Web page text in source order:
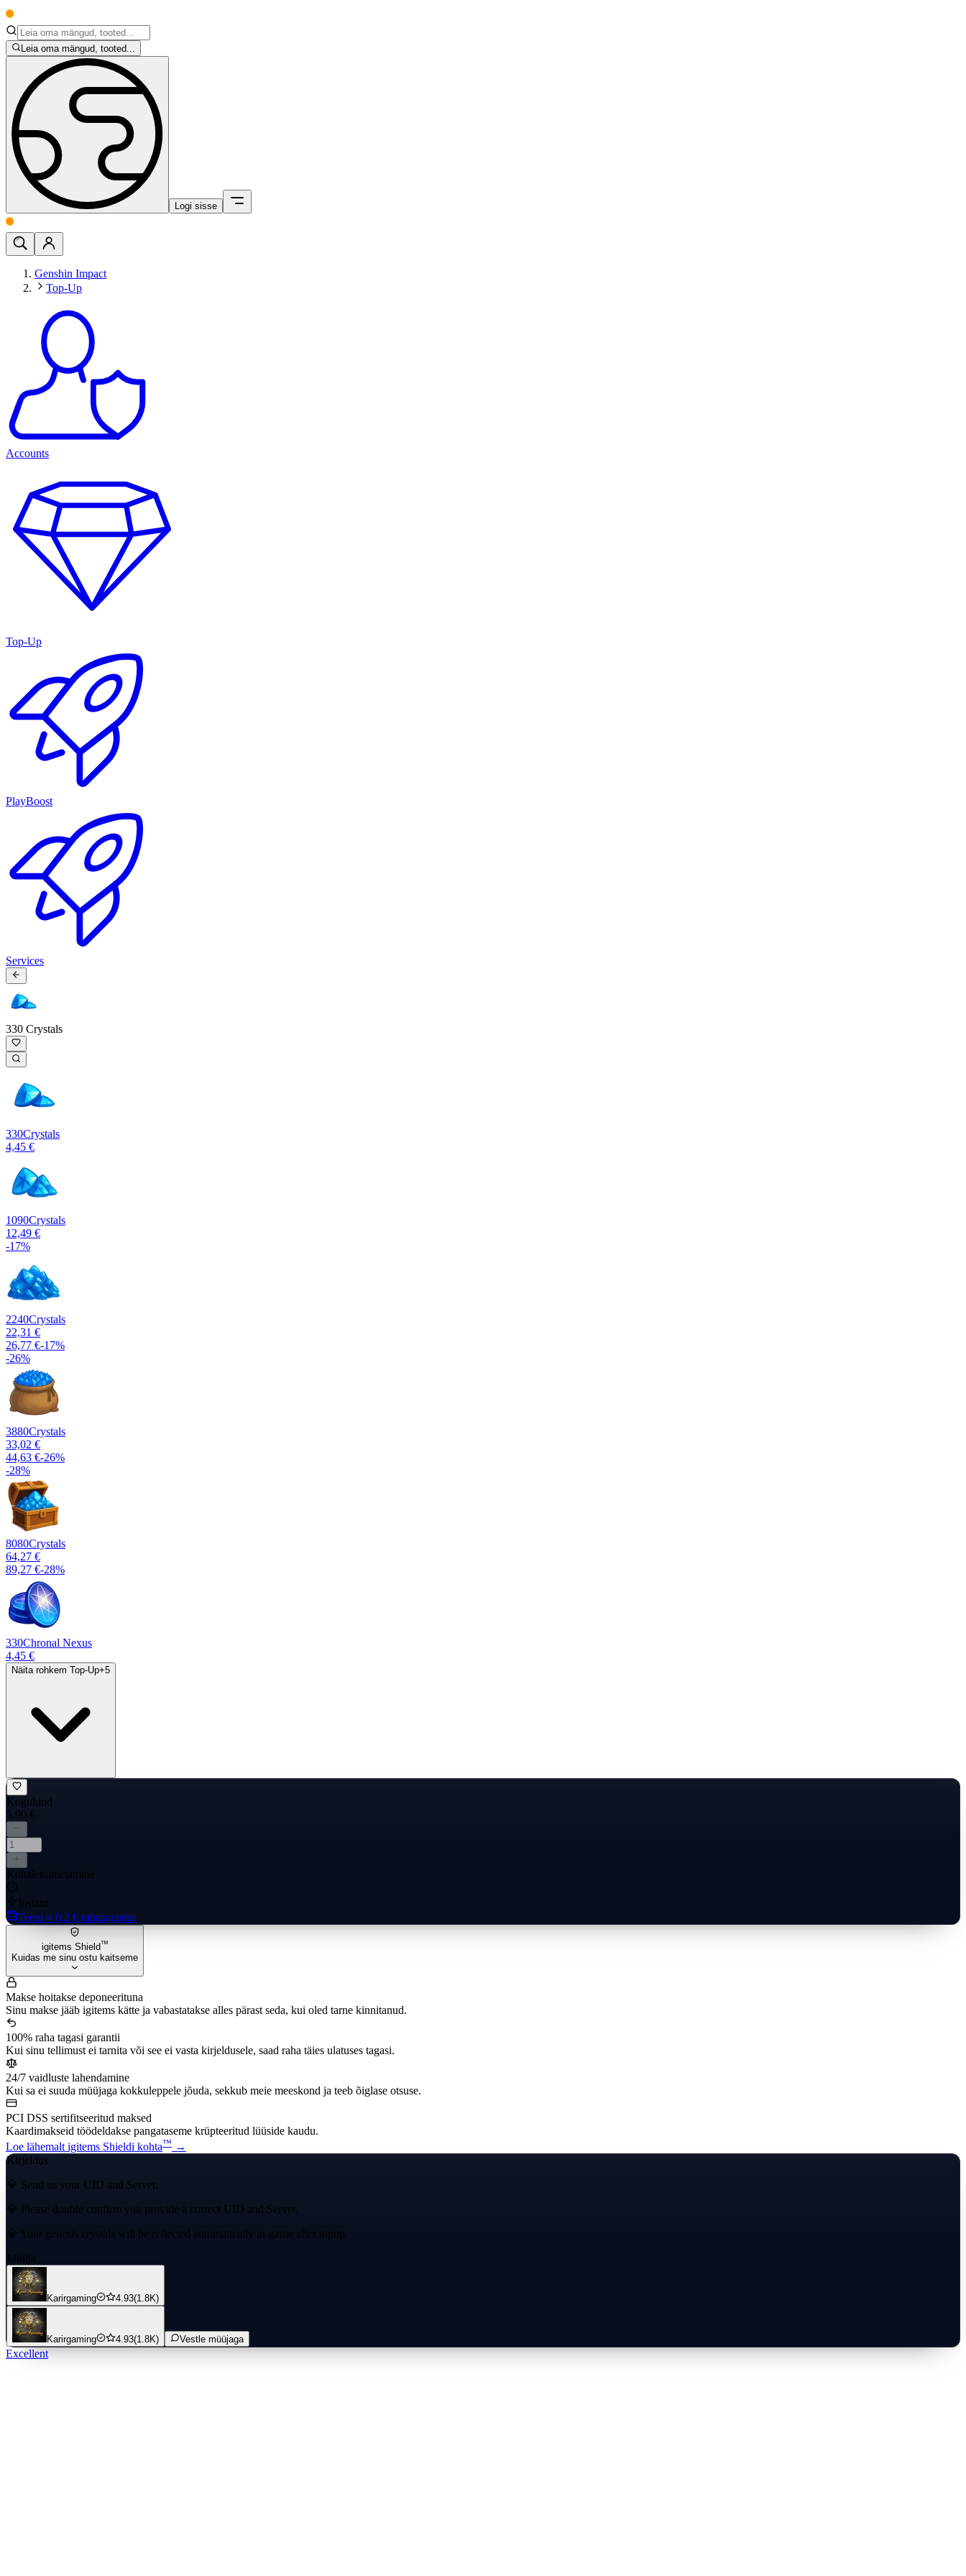
Leia oma mängud, tooted...
Logi sisse
Genshin Impact
Top-Up
Accounts
Top-Up
PlayBoost
Services
330 Crystals
330Crystals
4,45 €
1090Crystals
12,49 €
-17%
2240Crystals
22,31 €
26,77 €-17%
-26%
3880Crystals
33,02 €
44,63 €-26%
-28%
8080Crystals
64,27 €
89,27 €-28%
330Chronal Nexus
4,45 €
Näita rohkem Top-Up+5
Koguhind
5,90 €
Kohaletoimetamine
Instant
Teeni ≈ 0,2 € rahatagastus
igitems Shield™
Kuidas me sinu ostu kaitseme
Makse hoitakse deponeerituna
Sinu makse jääb igitems kätte ja vabastatakse alles pärast seda, kui oled tarne kinnitanud.
100% raha tagasi garantii
Kui sinu tellimust ei tarnita või see ei vasta kirjeldusele, saad raha täies ulatuses tagasi.
24/7 vaidluste lahendamine
Kui sa ei suuda müüjaga kokkuleppele jõuda, sekkub meie meeskond ja teeb õiglase otsuse.
PCI DSS sertifitseeritud maksed
Kaardimakseid töödeldakse pangataseme krüpteeritud lüüside kaudu.
Loe lähemalt igitems Shieldi kohta™ →
Kirjeldus
💎 Send us your UID and Server.
💎 Please double confirm you provide a correct UID and Server.
💎 Your genesis crystals will be reflected automatically in-game after topup.
Müüja
Karirgaming 4.93(1.8K)
Karirgaming 4.93(1.8K) Vestle müüjaga
Excellent